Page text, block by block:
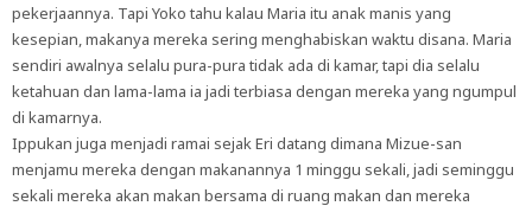
pekerjaannya. Tapi Yoko tahu kalau Maria itu anak manis yang
kesepian, makanya mereka sering menghabiskan waktu disana. Maria
sendiri awalnya selalu pura-pura tidak ada di kamar, tapi dia selalu
ketahuan dan lama-lama ia jadi terbiasa dengan mereka yang ngumpul
di kamarnya.
Ippukan juga menjadi ramai sejak Eri datang dimana Mizue-san
menjamu mereka dengan makanannya 1 minggu sekali, jadi seminggu
sekali mereka akan makan bersama di ruang makan dan mereka